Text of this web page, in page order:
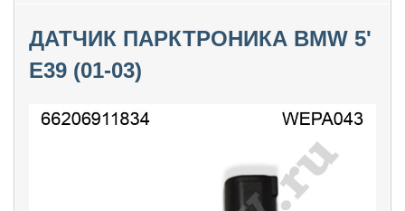
ДАТЧИК ПАРКТРОНИКА BMW 5'
E39 (01-03)